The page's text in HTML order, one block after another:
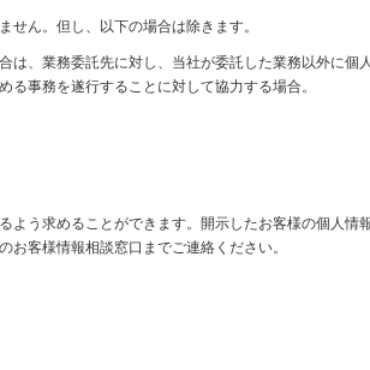
ん。但し、以下の場合は除きます。
は、業務委託先に対し、当社が委託した業務以外に
る事務を遂行することに対して協力する場合。
よう求めることができます。開示したお客様の個人
客様情報相談窓口までご連絡ください。